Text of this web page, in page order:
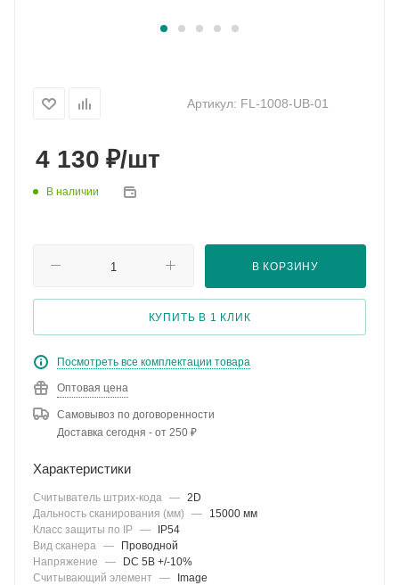
Артикул: FL-1008-UB-01
4 130 ₽/шт
В наличии
В КОРЗИНУ
КУПИТЬ В 1 КЛИК
Посмотреть все комплектации товара
Оптовая цена
Самовывоз по договоренности
Доставка сегодня - от 250 ₽
Характеристики
Считыватель штрих-кода — 2D
Дальность сканирования (мм)
—
15000 мм
Класс защиты по IP —
IP54
Вид сканера —
Проводной
Напряжение
—
DC 5В +/-10%
Считывающий элемент
— Image